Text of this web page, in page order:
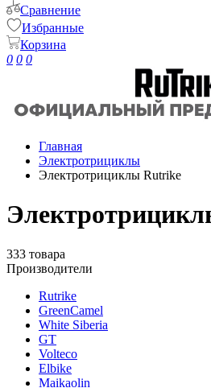
Сравнение
Избранные
Корзина
0 0 0
Главная
Электротрициклы
Электротрициклы Rutrike
333 товара
Производители
Rutrike
GreenCamel
White Siberia
GT
Volteco
Elbike
Maikaolin